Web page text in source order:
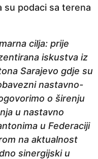
su podaci sa terena
cilja: prije
iskustva iz
Sarajevo gdje su
nastavno-
o širenju
u nastavno
u Federaciji
na aktualnost
sinergijski u